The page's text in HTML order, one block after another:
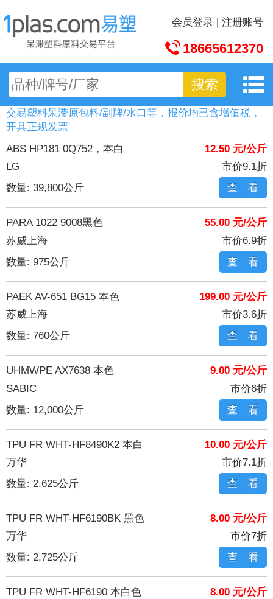
会员登录| 注册账号
18665612370
搜索
交易塑料呆滞原包料/副牌/水口等，报价均已含增值税，
开具正规发票
ABS HP181 0Q752，本白
12.50 元/公斤
LG
市价9.1折
数量: 39,800公斤
查 看
PARA 1022 9008黑色
55.00 元/公斤
苏威上海
市价6.9折
数量: 975公斤
查 看
PAEK AV-651 BG15 本色
199.00 元/公斤
苏威上海
市价3.6折
数量: 760公斤
查 看
UHMWPE AX7638 本色
9.00 元/公斤
SABIC
市价6折
数量: 12,000公斤
查 看
TPU FR WHT-HF8490K2 本白
10.00 元/公斤
万华
市价7.1折
数量: 2,625公斤
查 看
TPU FR WHT-HF6190BK 黑色
8.00 元/公斤
万华
市价7折
数量: 2,725公斤
查 看
TPU FR WHT-HF6190 本白色
8.00 元/公斤